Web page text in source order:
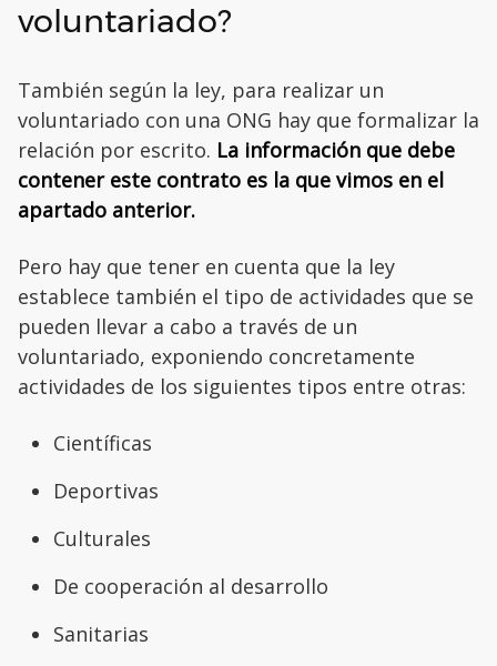
voluntariado?
También según la ley, para realizar un
voluntariado con una ONG hay que formalizar la
relación por escrito. La información que debe
contener este contrato es la que vimos en el
apartado anterior.
Pero hay que tener en cuenta que la ley
establece también el tipo de actividades que se
pueden llevar a cabo a través de un
voluntariado, exponiendo concretamente
actividades de los siguientes tipos entre otras:
Científicas
Deportivas
Culturales
De cooperación al desarrollo
Sanitarias